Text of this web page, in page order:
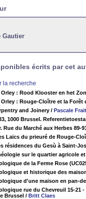
Gautier
écrits par cet
la recherche
: Rood Klooster en het
: Rouge-Cloître et la Forêt
and Joinery / Pascale
1000 Brussel.
Rue du Marché aux Herbes 89-
Laïcs du prieuré de Rouge-
résidences du Gesù à Saint-
sur le quartier agricole
de la Ferme Rose
et historique des
d'une maison en pan-
rue du Chevreuil 15-21
Brussel / Britt Claes